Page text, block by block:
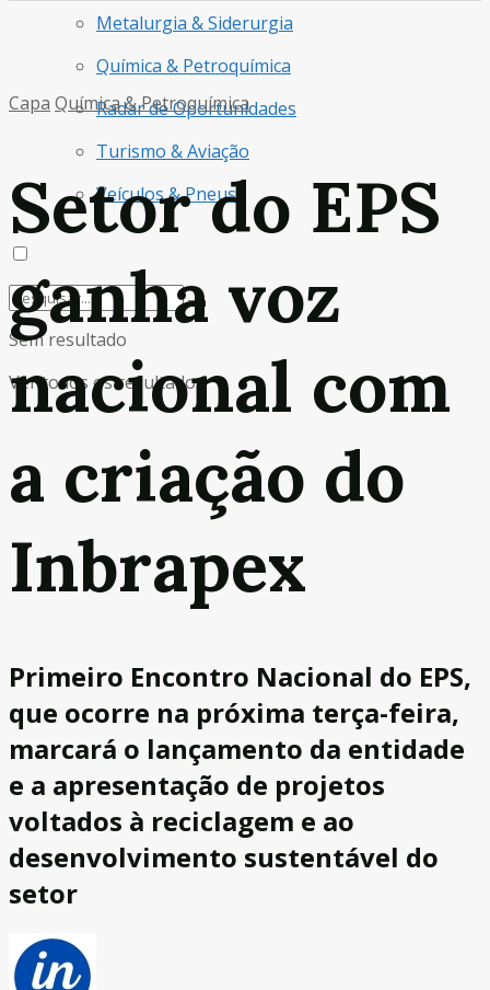
Metalurgia & Siderurgia
Química & Petroquímica
Radar de Oportunidades
Turismo & Aviação
Veículos & Pneus
Sem resultado
Ver todos os resultados
Capa Química & Petroquímica
Setor do EPS
ganha voz
nacional com
a criação do
Inbrapex
Primeiro Encontro Nacional do EPS,
que ocorre na próxima terça-feira,
marcará o lançamento da entidade
e a apresentação de projetos
voltados à reciclagem e ao
desenvolvimento sustentável do
setor